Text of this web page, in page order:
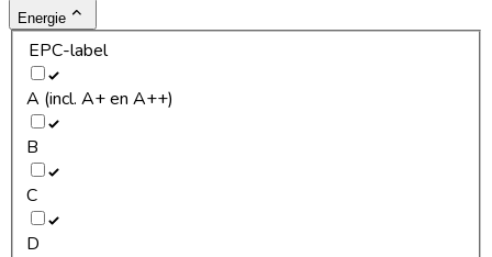
Energie
EPC-label
A (incl. A+ en A++)
B
C
D